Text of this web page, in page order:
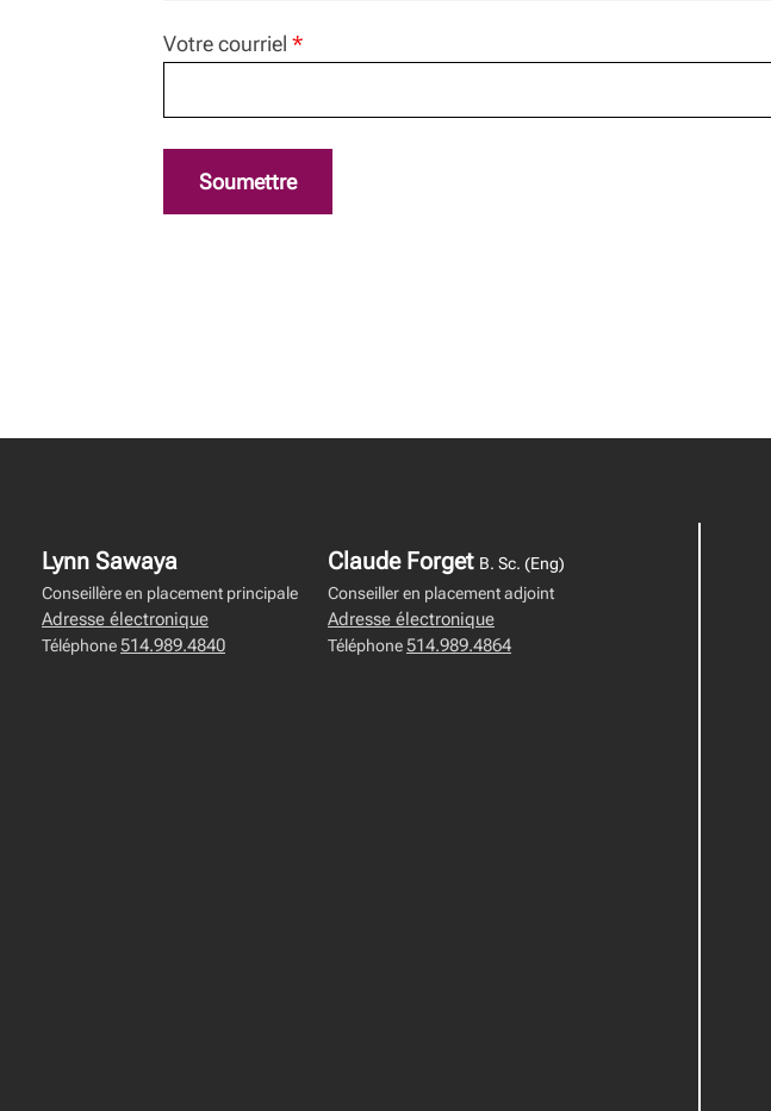
Votre courriel *
Soumettre
Lynn Sawaya
Conseillère en placement principale
Adresse électronique
Téléphone514.989.4840
Claude Forget B. Sc. (Eng)
Conseiller en placement adjoint
Adresse électronique
Téléphone514.989.4864